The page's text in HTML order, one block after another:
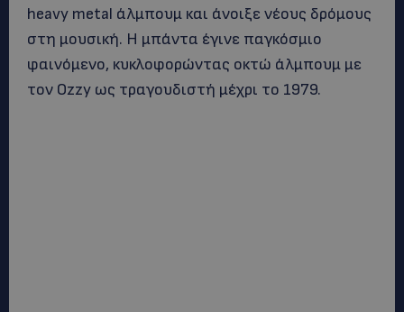
heavy metal άλμπουμ και άνοιξε νέους δρόμους
στη μουσική. Η μπάντα έγινε παγκόσμιο
φαινόμενο, κυκλοφορώντας οκτώ άλμπουμ με
τον Ozzy ως τραγουδιστή μέχρι το 1979.